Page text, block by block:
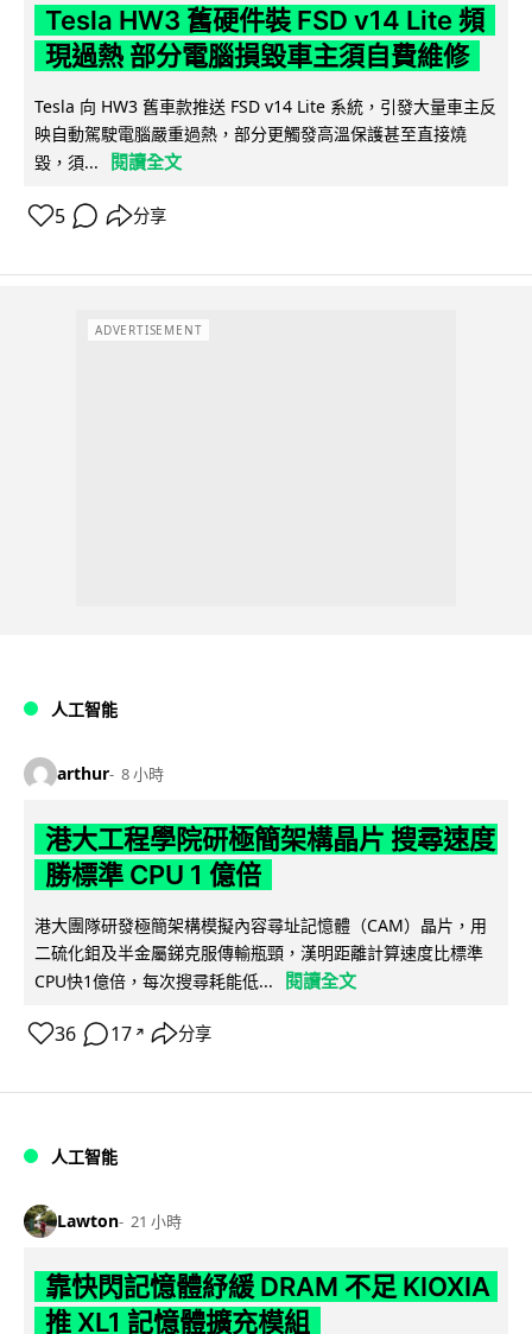
Tesla HW3 舊硬件裝 FSD v14 Lite 頻
現過熱 部分電腦損毀車主須自費維修
Tesla 向 HW3 舊車款推送 FSD v14 Lite 系統，引發大量車主反
映自動駕駛電腦嚴重過熱，部分更觸發高溫保護甚至直接燒
毀，須...
閱讀全文
5 分享
ADVERTISEMENT
人工智能
arthur 8 小時
港大工程學院研極簡架構晶片 搜尋速度
勝標準 CPU 1 億倍
港大團隊研發極簡架構模擬內容尋址記憶體（CAM）晶片，用
二硫化鉬及半金屬銻克服傳輸瓶頸，漢明距離計算速度比標準
CPU快1億倍，每次搜尋耗能低...
閱讀全文
36 17 ↗ 分享
人工智能
Lawton 21 小時
靠快閃記憶體紓緩 DRAM 不足 KIOXIA
推 XL1 記憶體擴充模組